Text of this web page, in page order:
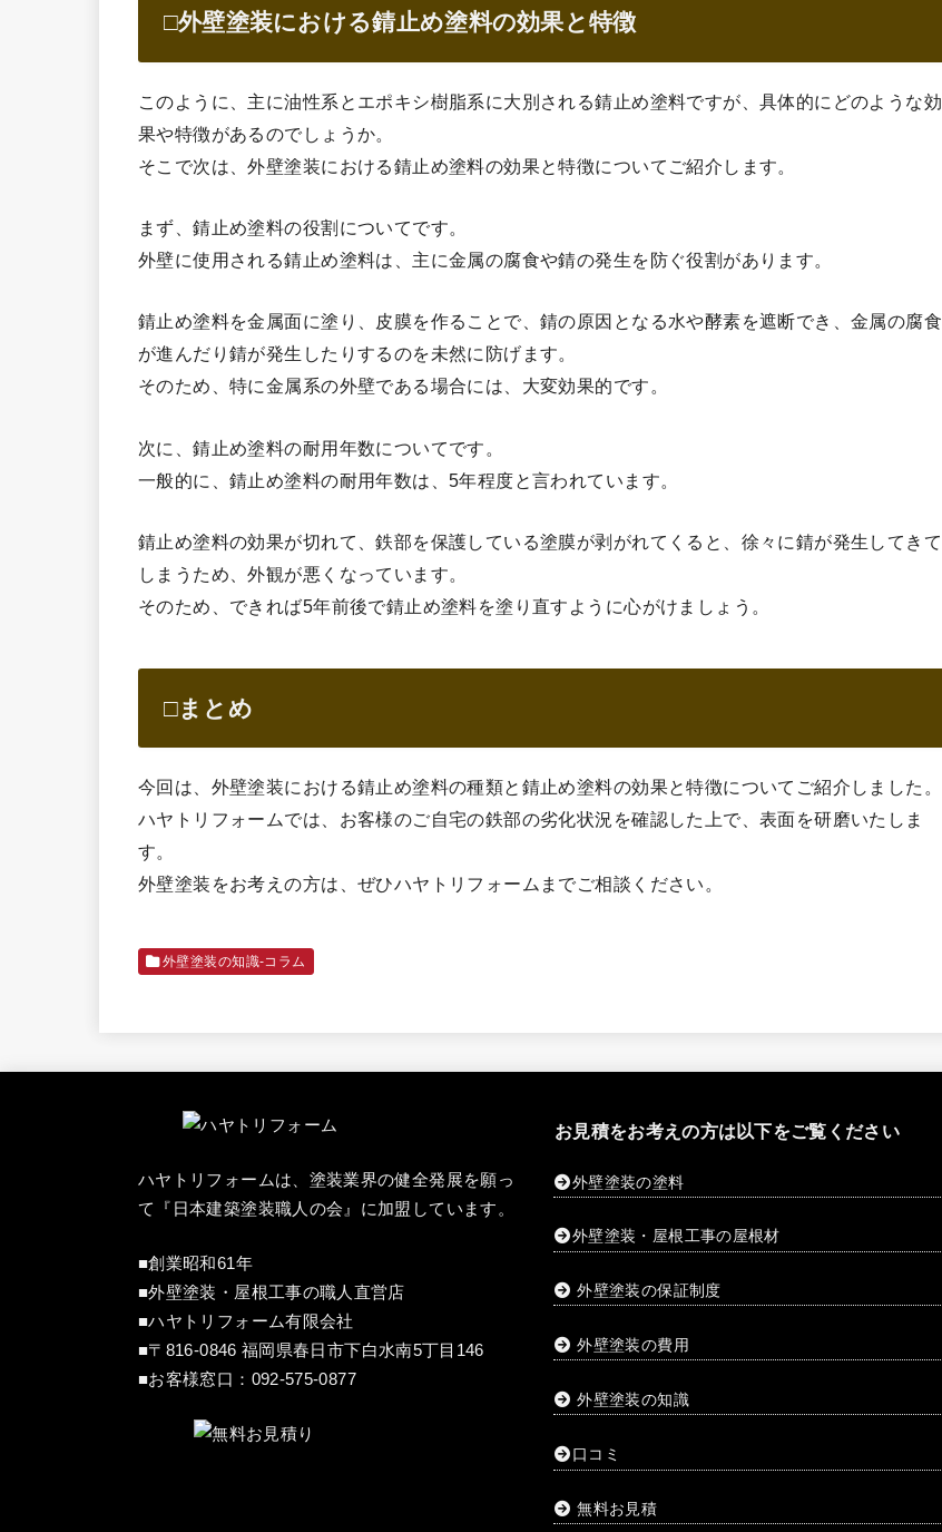
□外壁塗装における錆止め塗料の効果と特徴
このように、主に油性系とエポキシ樹脂系に大別される錆止め塗料ですが、具体的にどのような効
果や特徴があるのでしょうか。
そこで次は、外壁塗装における錆止め塗料の効果と特徴についてご紹介します。
まず、錆止め塗料の役割についてです。
外壁に使用される錆止め塗料は、主に金属の腐食や錆の発生を防ぐ役割があります。
錆止め塗料を金属面に塗り、皮膜を作ることで、錆の原因となる水や酵素を遮断でき、金属の腐食
が進んだり錆が発生したりするのを未然に防げます。
そのため、特に金属系の外壁である場合には、大変効果的です。
次に、錆止め塗料の耐用年数についてです。
一般的に、錆止め塗料の耐用年数は、5年程度と言われています。
錆止め塗料の効果が切れて、鉄部を保護している塗膜が剥がれてくると、徐々に錆が発生してきて
しまうため、外観が悪くなっています。
そのため、できれば5年前後で錆止め塗料を塗り直すように心がけましょう。
□まとめ
今回は、外壁塗装における錆止め塗料の種類と錆止め塗料の効果と特徴についてご紹介しました。
ハヤトリフォームでは、お客様のご自宅の鉄部の劣化状況を確認した上で、表面を研磨いたしま
す。
外壁塗装をお考えの方は、ぜひハヤトリフォームまでご相談ください。
外壁塗装の知識‐コラム
ハヤトリフォームは、塗装業界の健全発展を願っ
て『 日本建築塗装職人の会 』に加盟しています。
■創業昭和61年
■外壁塗装・屋根工事の職人直営店
■ハヤトリフォーム有限会社
■〒816-0846 福岡県春日市下白水南5丁目146
■お客様窓口： 092-575-0877
お見積をお考えの方は以下をご覧ください
外壁塗装の塗料
外壁塗装・屋根工事の屋根材
外壁塗装の保証制度
外壁塗装の費用
外壁塗装の知識
口コミ
無料お見積